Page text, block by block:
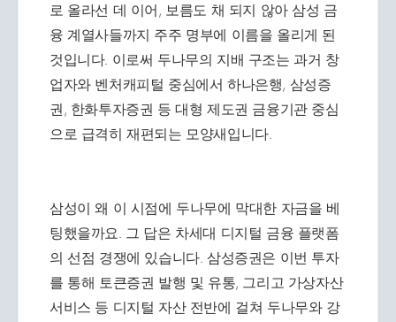
로 올라선 데 이어, 보름도 채 되지 않아 삼성 금
융 계열사들까지 주주 명부에 이름을 올리게 된
것입니다. 이로써 두나무의 지배 구조는 과거 창
업자와 벤처캐피털 중심에서 하나은행, 삼성증
권, 한화투자증권 등 대형 제도권 금융기관 중심
으로 급격히 재편되는 모양새입니다.
삼성이 왜 이 시점에 두나무에 막대한 자금을 베
팅했을까요. 그 답은 차세대 디지털 금융 플랫폼
의 선점 경쟁에 있습니다. 삼성증권은 이번 투자
를 통해 토큰증권 발행 및 유통, 그리고 가상자산
서비스 등 디지털 자산 전반에 걸쳐 두나무와 강